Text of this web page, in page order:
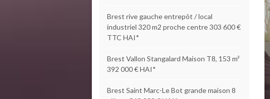
Brest rive gauche entrepôt / local
industriel 320 m2 proche centre 303 600 €
TTC HAI*
Brest Vallon Stangalard Maison T8, 153 m²
392 000 € HAI*
Brest Saint Marc-Le Bot grande maison 8